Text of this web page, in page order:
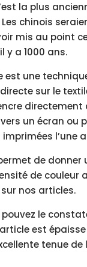
la plus
chinois
mis au point
y a 1000 ans.
est une
sur le
un écran ou
l’une
de donner
de couleur
nos articles.
le
est
tenue de